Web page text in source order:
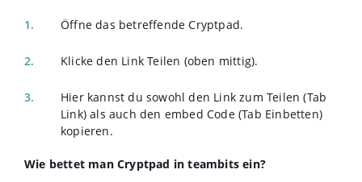
Öffne das betreffende Cryptpad.
Klicke den Link Teilen (oben mittig).
Hier kannst du sowohl den Link zum Teilen (Tab
Link) als auch den embed Code (Tab Einbetten)
kopieren.
Wie bettet man Cryptpad in teambits ein?